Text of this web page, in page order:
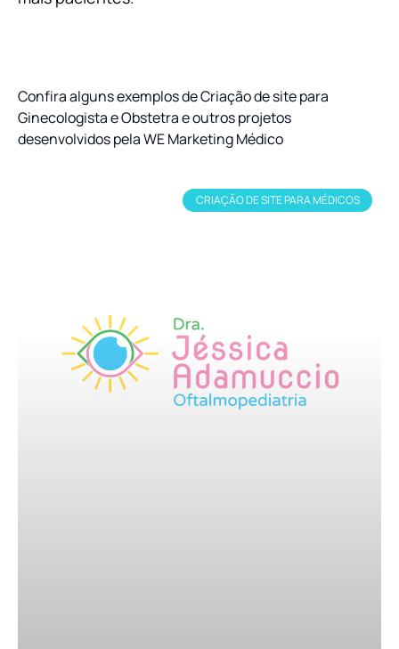
Confira alguns exemplos de Criação de site para
Ginecologista e Obstetra e outros projetos
desenvolvidos pela WE Marketing Médico
CRIAÇÃO DE SITE PARA MÉDICOS